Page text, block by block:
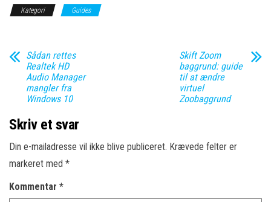
Kategori Guides
Sådan rettes
Realtek HD
Audio Manager
mangler fra
Windows 10
Skift Zoom
baggrund: guide
til at ændre
virtuel
Zoobaggrund
Skriv et svar
Din e-mailadresse vil ikke blive publiceret. Krævede felter er
markeret med *
Kommentar *